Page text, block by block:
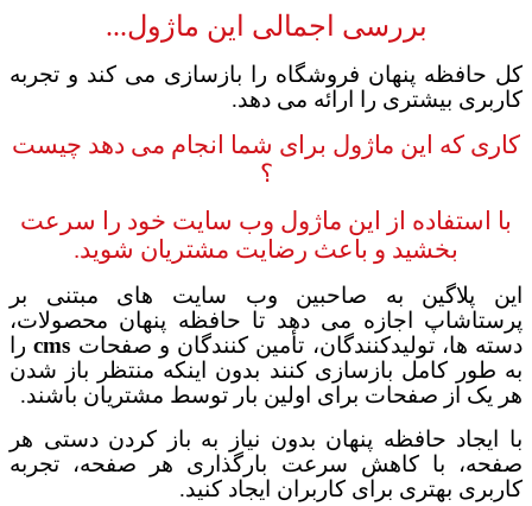
بررسی اجمالی
این ماژول...
کل حافظه پنهان فروشگاه را بازسازی می کند و تجربه
کاربری بیشتری را ارائه می دهد.
کاری که این ماژول برای شما انجام می دهد چیست
؟
با استفاده از این ماژول وب سایت خود را سرعت
بخشید و باعث رضایت مشتریان شوید.
این پلاگین به صاحبین وب سایت های مبتنی بر
پرستاشاپ اجازه می دهد تا حافظه پنهان محصولات،
دسته ها، تولیدکنندگان، تأمین کنندگان و صفحات cms را
به طور کامل بازسازی کنند بدون اینکه منتظر باز شدن
هر یک از صفحات برای اولین بار توسط مشتریان باشند.
با ایجاد حافظه پنهان بدون نیاز به باز کردن دستی هر
صفحه، با کاهش سرعت بارگذاری هر صفحه، تجربه
کاربری بهتری برای کاربران ایجاد کنید.